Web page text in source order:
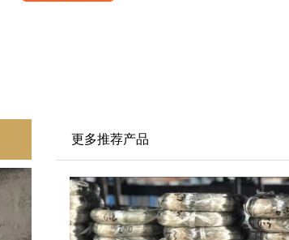
更多推荐产品